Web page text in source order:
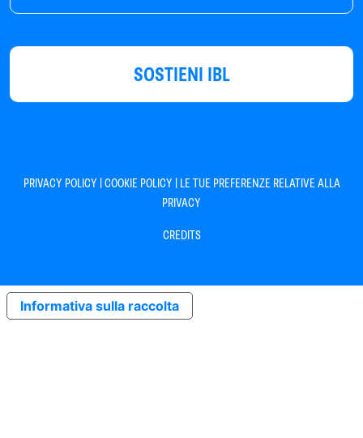
SOSTIENI IBL
PRIVACY POLICY |COOKIE POLICY | LE TUE PREFERENZE RELATIVE ALLA
PRIVACY
CREDITS
Informativa sulla raccolta